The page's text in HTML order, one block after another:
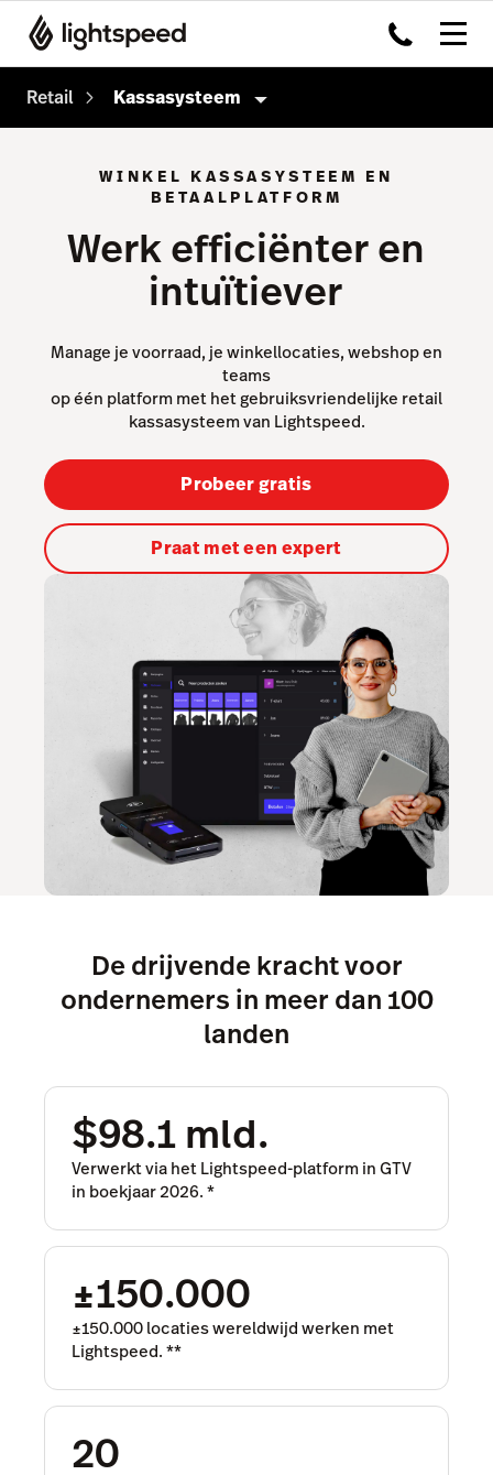
Retail Kassasysteem
Kassasysteem
Omnichannel
Inventory
Insights
Marketing & Loyalty
Service Orders
Integraties
Multi-locatie
WINKEL KASSASYSTEEM EN
BETAALPLATFORM
Werk efficiënter en
intuïtiever
Manage je voorraad, je winkellocaties, webshop en
teams
op één platform met het gebruiksvriendelijke retail
kassasysteem van Lightspeed.
Probeer gratis
Praat met een expert
De drijvende kracht voor
ondernemers in meer dan 100
landen
$98.1 mld.
Verwerkt via het Lightspeed-platform in GTV
in boekjaar 2026.*
±150.000
±150.000 locaties wereldwijd werken met
Lightspeed.**
20